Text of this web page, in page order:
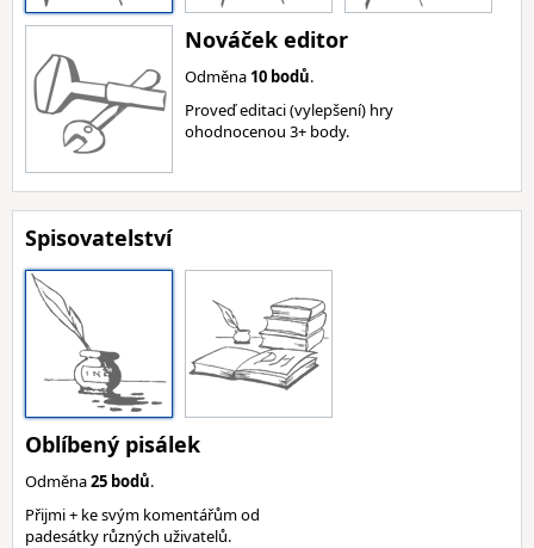
Nováček editor
Odměna 10 bodů.
Proveď editaci (vylepšení) hry
ohodnocenou 3+ body.
Spisovatelství
Oblíbený pisálek
Odměna25 bodů.
Přijmi + ke svým komentářům od
padesátky různých uživatelů.